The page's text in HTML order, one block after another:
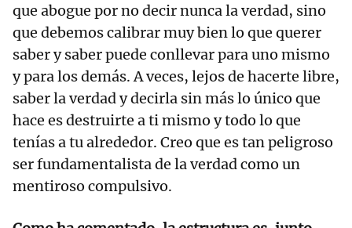
que abogue por no decir nunca la verdad, sino
que debemos calibrar muy bien lo que querer
saber y saber puede conllevar para uno mismo
y para los demás. A veces, lejos de hacerte libre,
saber la verdad y decirla sin más lo único que
hace es destruirte a ti mismo y todo lo que
tenías a tu alrededor. Creo que es tan peligroso
ser fundamentalista de la verdad como un
mentiroso compulsivo.